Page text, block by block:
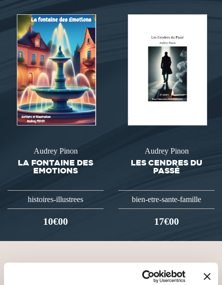
Audrey Pinon
LA FONTAINE DES
EMOTIONS
histoires-illustrees
10€00
Audrey Pinon
LES CENDRES DU
PASSÉ
bien-etre-sante-famille
17€00
VOUS AIMEREZ AUSSI